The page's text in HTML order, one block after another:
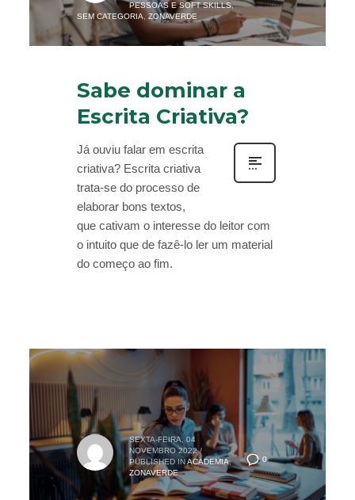
PESSOAS E SOFT SKILLS,
SEM CATEGORIA
,ZONAVERDE
Sabe dominar a
Escrita Criativa?
Já ouviu falar em escrita
criativa? Escrita criativa
trata-se do processo de
elaborar bons textos,
que cativam o interesse do leitor com
o intuito que de fazê-lo ler um material
do começo ao fim.
0
SEXTA-FEIRA, 04
NOVEMBRO 2022 /
PUBLISHED INACADEMIA,
ZONAVERDE